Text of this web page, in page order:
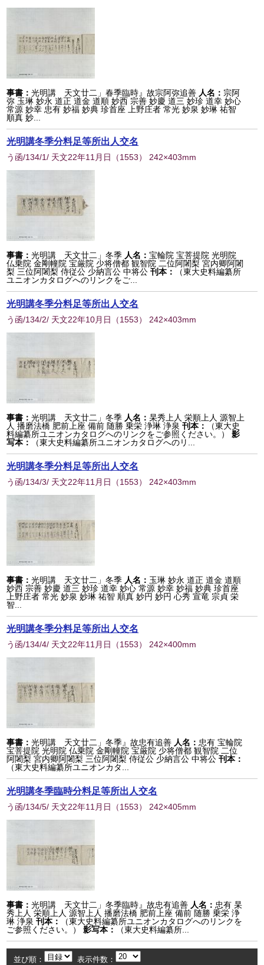
事書：光明講 天文廿二」春季臨時』故宗阿弥追善 人名： 宗阿
弥 玉琳 妙永 道正 道金 道順 妙西 宗善 妙慶 道三 妙珍 道幸 妙心
常源 妙幸 忠有 妙福 妙典 珍首座 上野庄者 常光 妙泉 妙琳 祐智
順真 妙...
光明講冬季分料足等所出人交名
う函/134/1/ 天文22年11月日 （1553） 242×403mm
事書：光明講 天文廿二」冬季 人名：宝輪院 宝菩提院 光明院
仏乗院 金剛幢院 宝厳院 少将僧都 観智院 二位阿闍梨 宮内卿阿闍
梨 三位阿闍梨 侍従公 少納言公 中将公 刊本：
（東大史料編纂所
ユニオンカタログへのリンクをご...
光明講冬季分料足等所出人交名
う函/134/2/ 天文22年10月日 （1553） 242×403mm
事書：光明講 天文廿二」冬季 人名：杲秀上人 栄順上人 源智上
人 播磨法橋 肥前上座 備前 随勝 乗栄 浄琳 浄泉 刊本：
（東大史
料編纂所ユニオンカタログへのリンクをご参照ください。）
影
写本：
（東大史料編纂所ユニオンカタログへのリ...
光明講冬季分料足等所出人交名
う函/134/3/ 天文22年11月日 （1553） 242×403mm
事書：光明講 天文廿二」冬季 人名： 玉琳 妙永 道正 道金 道順
妙西 宗善 妙慶 道三 妙珍 道幸 妙心 常源 妙幸 妙福 妙典 珍首座
上野庄者 常光 妙泉 妙琳 祐智 順真 妙円 妙円 心秀 宣竜 宗貞 栄
智...
光明講冬季分料足等所出人交名
う函/134/4/ 天文22年11月日 （1553） 242×400mm
事書：光明講 天文廿二」冬季』故忠有追善 人名： 忠有 宝輪院
宝菩提院 光明院 仏乗院 金剛幢院 宝厳院 少将僧都 観智院 二位
阿闍梨 宮内卿阿闍梨 三位阿闍梨 侍従公 少納言公 中将公 刊本：
（東大史料編纂所ユニオンカタ...
光明講冬季臨時分料足等所出人交名
う函/134/5/ 天文22年11月日 （1553） 242×405mm
事書：光明講 天文廿二」冬季臨時』故忠有追善 人名： 忠有 杲
秀上人 栄順上人 源智上人 播磨法橋 肥前上座 備前 随勝 乗栄 浄
琳 浄泉 刊本：
（東大史料編纂所ユニオンカタログへのリンクを
ご参照ください。）
影写本： （東大史料編纂所...
並び順： 表示件数：